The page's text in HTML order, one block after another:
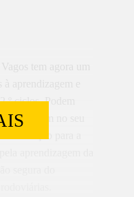
ciclos. Podem
que têm no seu